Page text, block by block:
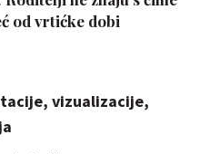
od vrtićke dobi
vizualizacije,